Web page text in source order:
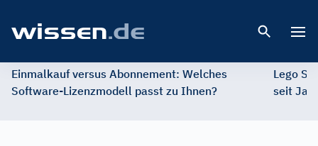
Einmalkauf versus Abonnement: Welches
Software-Lizenzmodell passt zu Ihnen?
Lego
seit